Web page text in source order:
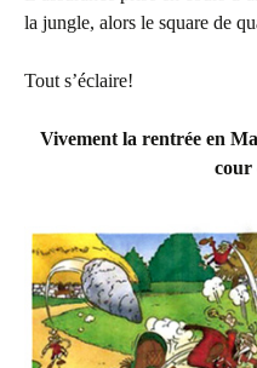
la jungle, alors le square de
Tout s’éclaire!
Vivement la rentrée en
cour